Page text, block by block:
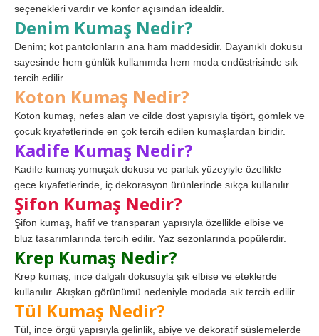
seçenekleri vardır ve konfor açısından idealdir.
Denim Kumaş Nedir?
Denim; kot pantolonların ana ham maddesidir. Dayanıklı dokusu
sayesinde hem günlük kullanımda hem moda endüstrisinde sık
tercih edilir.
Koton Kumaş Nedir?
Koton kumaş, nefes alan ve cilde dost yapısıyla tişört, gömlek ve
çocuk kıyafetlerinde en çok tercih edilen kumaşlardan biridir.
Kadife Kumaş Nedir?
Kadife kumaş yumuşak dokusu ve parlak yüzeyiyle özellikle
gece kıyafetlerinde, iç dekorasyon ürünlerinde sıkça kullanılır.
Şifon Kumaş Nedir?
Şifon kumaş, hafif ve transparan yapısıyla özellikle elbise ve
bluz tasarımlarında tercih edilir. Yaz sezonlarında popülerdir.
Krep Kumaş Nedir?
Krep kumaş, ince dalgalı dokusuyla şık elbise ve eteklerde
kullanılır. Akışkan görünümü nedeniyle modada sık tercih edilir.
Tül Kumaş Nedir?
Tül, ince örgü yapısıyla gelinlik, abiye ve dekoratif süslemelerde